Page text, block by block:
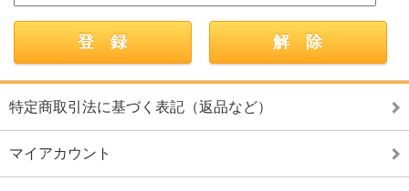
特定商取引法に基づく表記（返品など）
マイアカウント